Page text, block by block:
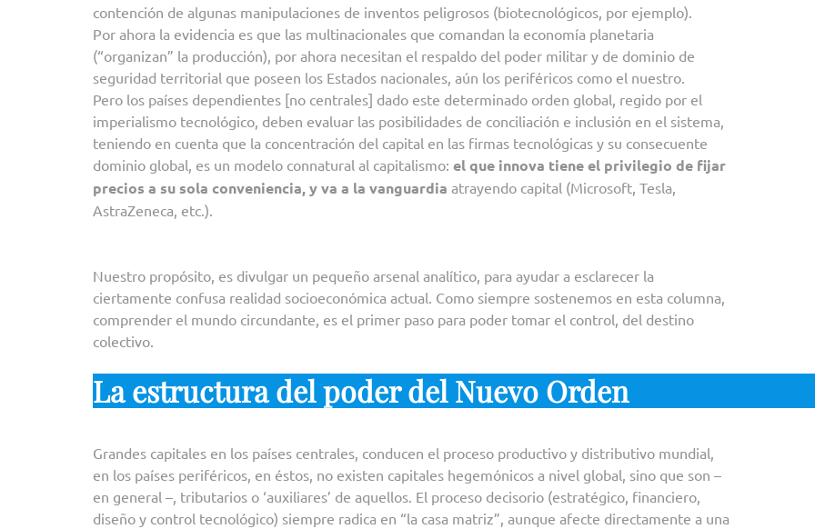
contención de algunas manipulaciones de inventos peligrosos (biotecnológicos, por ejemplo).
Por ahora la evidencia es que las multinacionales que comandan la economía planetaria
(“organizan” la producción), por ahora necesitan el respaldo del poder militar y de dominio de
seguridad territorial que poseen los Estados nacionales, aún los periféricos como el nuestro.
Pero los países dependientes [no centrales] dado este determinado orden global, regido por el
imperialismo tecnológico, deben evaluar las posibilidades de conciliación e inclusión en el sistema,
teniendo en cuenta que la concentración del capital en las firmas tecnológicas y su consecuente
dominio global, es un modelo connatural al capitalismo: el que innova tiene el privilegio de fijar
precios a su sola conveniencia, y va a la vanguardia atrayendo capital (Microsoft, Tesla,
AstraZeneca, etc.).
Nuestro propósito, es divulgar un pequeño arsenal analítico, para ayudar a esclarecer la
ciertamente confusa realidad socioeconómica actual. Como siempre sostenemos en esta columna,
comprender el mundo circundante, es el primer paso para poder tomar el control, del destino
colectivo.
La estructura del poder del Nuevo Orden
Grandes capitales en los países centrales, conducen el proceso productivo y distributivo mundial,
en los países periféricos, en éstos, no existen capitales hegemónicos a nivel global, sino que son –
en general –, tributarios o ‘auxiliares’ de aquellos. El proceso decisorio (estratégico, financiero,
diseño y control tecnológico) siempre radica en “la casa matriz”, aunque afecte directamente a una